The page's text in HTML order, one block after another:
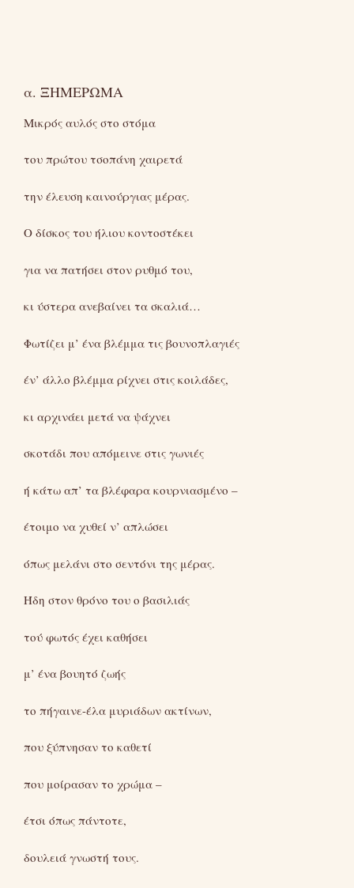
α. ΞΗΜΕΡΩΜΑ
Μικρός αυλός στο στόμα
του πρώτου τσοπάνη χαιρετά
την έλευση καινούργιας μέρας.
Ο δίσκος του ήλιου κοντοστέκει
για να πατήσει στον ρυθμό του,
κι ύστερα ανεβαίνει τα σκαλιά…
Φωτίζει μ’ ένα βλέμμα τις βουνοπλαγιές
έν’ άλλο βλέμμα ρίχνει στις κοιλάδες,
κι αρχινάει μετά να ψάχνει
σκοτάδι που απόμεινε στις γωνιές
ή κάτω απ’ τα βλέφαρα κουρνιασμένο –
έτοιμο να χυθεί ν’ απλώσει
όπως μελάνι στο σεντόνι της μέρας.
Ήδη στον θρόνο του ο βασιλιάς
τού φωτός έχει καθήσει
μ’ ένα βουητό ζωής
το πήγαινε-έλα μυριάδων ακτίνων,
που ξύπνησαν το καθετί
που μοίρασαν το χρώμα –
έτσι όπως πάντοτε,
δουλειά γνωστή τους.